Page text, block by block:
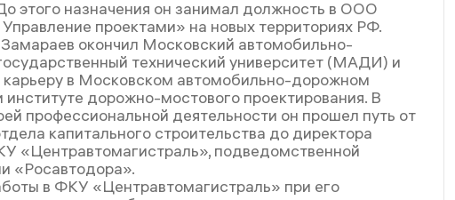
этого назначения он занимал должность в ООО
проектами» на новых территориях РФ.
окончил Московский автомобильно-
технический университет (МАДИ) и
карьеру в Московском автомобильно-дорожном
институте дорожно-мостового проектирования. В
профессиональной деятельности он прошел путь от
капитального строительства до директора
«Центравтомагистраль», подведомственной
«Росавтодора».
в ФКУ «Центравтомагистраль» при его